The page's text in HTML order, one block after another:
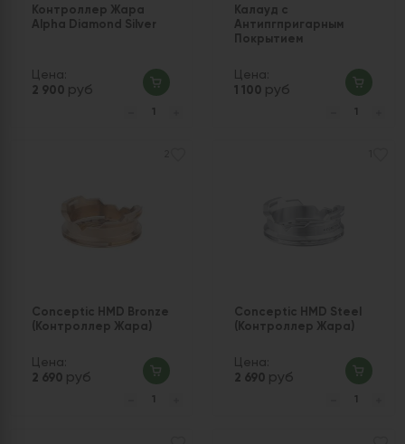
Контроллер Жара
Alpha Diamond Silver
Цена:
2 900 руб
Калауд с
Антипгпригарным
Покрытием
Цена:
1 100 руб
Conceptic HMD Bronze
(Контроллер Жара)
Цена:
2 690 руб
Conceptic HMD Steel
(Контроллер Жара)
Цена:
2 690 руб